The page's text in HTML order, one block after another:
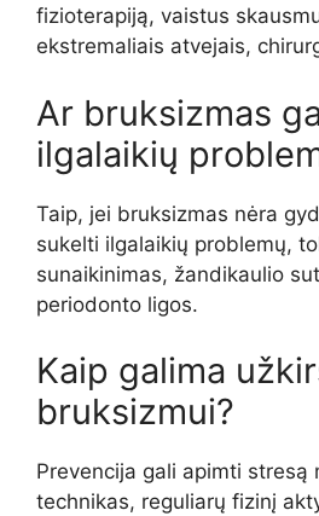
fizioterapiją, vaistus
ekstremaliais atvejais,
Ar bruksizmas
ilgalaikių
Taip, jei bruksizmas nėra
sukelti ilgalaikių problemų,
sunaikinimas, žandikaulio
periodonto ligos.
Kaip galima
bruksizmui?
Prevencija gali apimti stresą
technikas, reguliarų fizinį